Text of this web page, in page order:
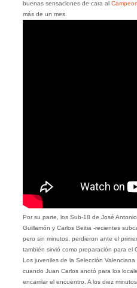
buenas sensaciones de cara al
más de un mes.
Por su parte, los Sub-18 de José
Guillamón y Carlos Beitia -recientes
pero sin minutos, perdieron ante el
también sirvió como preparación para el
Los juveniles de la Selección
cuando Juan Carlos anotó para los
encarrilar el encuentro. A los diez